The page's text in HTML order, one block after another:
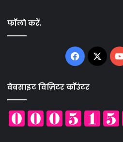
फॉलो करें.
Facebook
X
वेबसाइट विज़िटर कॉउंटर